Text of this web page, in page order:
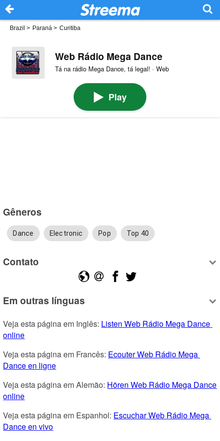
Brazil > Paraná > Curitiba
Web Rádio Mega Dance
Tá na rádio Mega Dance, tá legal! · Web
Play
Gêneros
Dance Electronic Pop Top 40
Contato
Em outras línguas
Veja esta página em Inglês: Listen Web Rádio Mega Dance
online
Veja esta página em Francês: Ecouter Web Rádio Mega
Dance en ligne
Veja esta página em Alemão: Hören Web Rádio Mega Dance
online
Veja esta página em Espanhol: Escuchar Web Rádio Mega
Dance en vivo